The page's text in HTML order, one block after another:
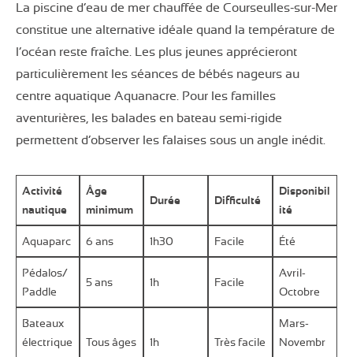
La piscine d’eau de mer chauffée de Courseulles-sur-Mer
constitue une alternative idéale quand la température de
l’océan reste fraîche. Les plus jeunes apprécieront
particulièrement les séances de bébés nageurs au
centre aquatique Aquanacre. Pour les familles
aventurières, les balades en bateau semi-rigide
permettent d’observer les falaises sous un angle inédit.
Activité
nautique
Âge
minimum
Durée Difficulté
Disponibil
ité
Aquaparc 6 ans 1h30 Facile Été
Pédalos/
Paddle
5 ans 1h Facile
Avril-
Octobre
Bateaux
électrique
Tous âges 1h Très facile
Mars-
Novembr